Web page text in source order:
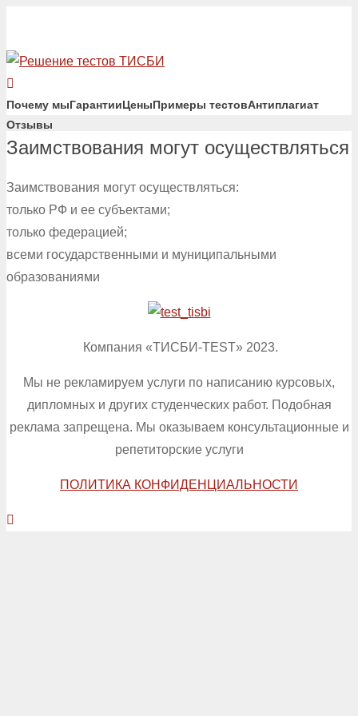
Почему мыГарантииЦеныПримеры тестовАнтиплагиат
Отзывы
Заимствования могут осуществляться
Заимствования могут осуществляться:
только РФ и ее субъектами;
только федерацией;
всеми государственными и муниципальными
образованиями
Компания «ТИСБИ-TEST» 2023.
Мы не рекламируем услуги по написанию курсовых,
дипломных и других студенческих работ. Подобная
реклама запрещена. Мы оказываем консультационные и
репетиторские услуги
ПОЛИТИКА КОНФИДЕНЦИАЛЬНОСТИ